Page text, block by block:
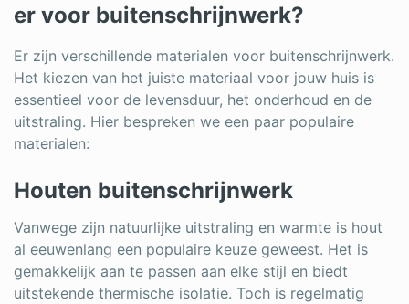
er voor buitenschrijnwerk?
Er zijn verschillende materialen voor buitenschrijnwerk.
Het kiezen van het juiste materiaal voor jouw huis is
essentieel voor de levensduur, het onderhoud en de
uitstraling. Hier bespreken we een paar populaire
materialen:
Houten buitenschrijnwerk
Vanwege zijn natuurlijke uitstraling en warmte is hout
al eeuwenlang een populaire keuze geweest. Het is
gemakkelijk aan te passen aan elke stijl en biedt
uitstekende thermische isolatie. Toch is regelmatig